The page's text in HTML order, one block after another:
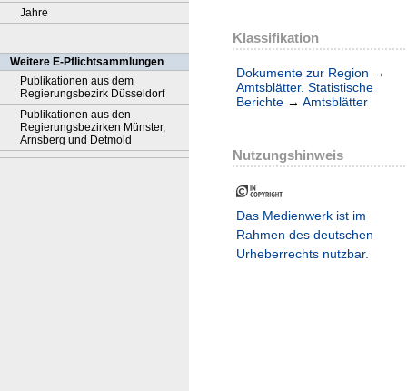
Jahre
Weitere E-Pflichtsammlungen
Publikationen aus dem
Regierungsbezirk Düsseldorf
Publikationen aus den
Regierungsbezirken Münster,
Arnsberg und Detmold
Klassifikation
Dokumente zur Region →
Amtsblätter. Statistische
Berichte → Amtsblätter
Nutzungshinweis
Das Medienwerk ist im
Rahmen des deutschen
Urheberrechts nutzbar.